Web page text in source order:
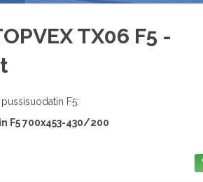
TX06 F5 -
F5:
F5 700x453-430/200